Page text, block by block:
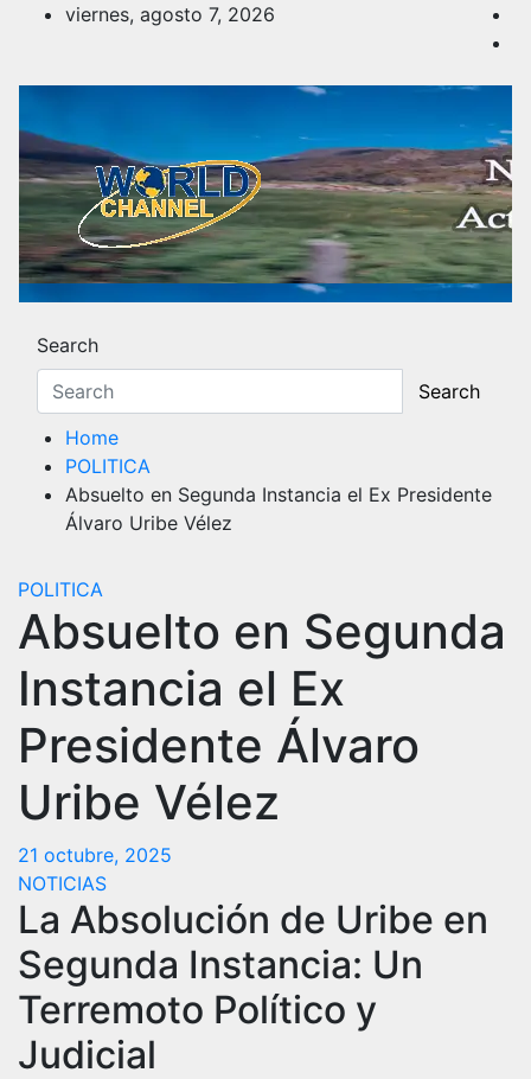
viernes, agosto 7, 2026
Noticias y Actualidad
Search
Search
Home
POLITICA
Absuelto en Segunda Instancia el Ex Presidente
Álvaro Uribe Vélez
POLITICA
Absuelto en Segunda
Instancia el Ex
Presidente Álvaro
Uribe Vélez
21 octubre, 2025
NOTICIAS
La Absolución de Uribe en
Segunda Instancia: Un
Terremoto Político y
Judicial